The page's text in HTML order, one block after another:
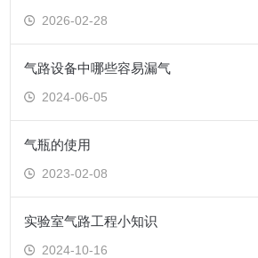
2026-02-28
气路设备中哪些容易漏气
2024-06-05
气瓶的使用
2023-02-08
实验室气路工程小知识
2024-10-16